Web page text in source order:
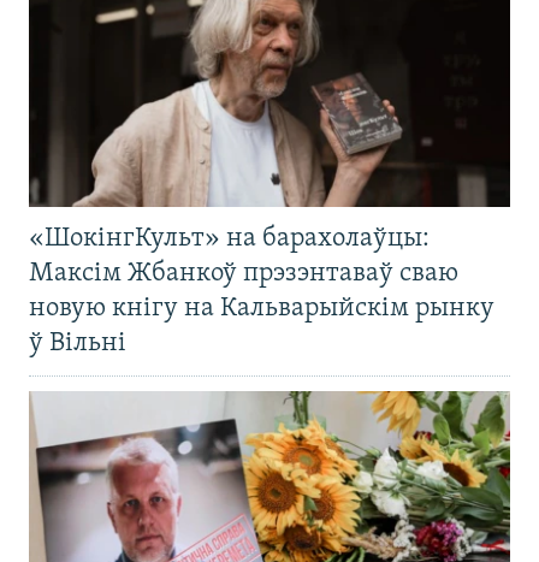
«ШокінгКульт» на барахолаўцы:
Максім Жбанкоў прэзэнтаваў сваю
новую кнігу на Кальварыйскім рынку
ў Вільні